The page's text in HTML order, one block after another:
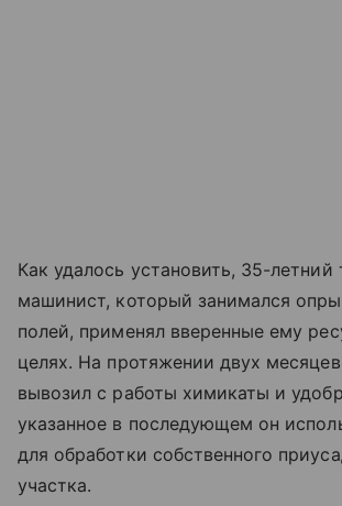
Как удалось установить, 35-летний
машинист, который занимался
полей, применял вверенные ему
целях. На протяжении двух
вывозил с работы химикаты и
указанное в последующем он
для обработки собственного
участка.